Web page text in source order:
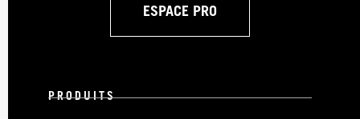
ESPACE PRO
PRODUITS